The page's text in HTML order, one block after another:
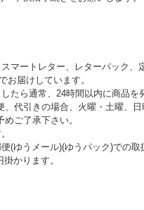
マートレター、レターパック、
届けしています。
たら通常、24時間以内に商品
代引きの場合、火曜・土曜、日
。 予めご了承下さい。
(ゆうメール)(ゆうパック)での取
かります。